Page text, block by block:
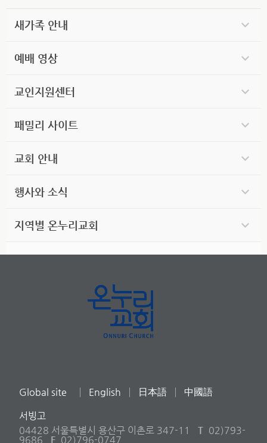
새가족 안내
예배 영상
교인지원센터
패밀리 사이트
교회 안내
행사와 소식
지역별 온누리교회
Global site English 日本語 中國語
서빙고
04428 서울특별시 용산구 이촌로 347-11
T 02)793-
9686
F 02)796-0747